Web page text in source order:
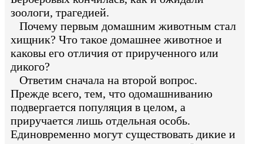
зоологи, трагедией.
Почему первым домашним животным стал
хищник? Что такое домашнее животное и
каковы его отличия от прирученного или
дикого?
Ответим сначала на второй вопрос.
Прежде всего, тем, что одомашниванию
подвергается популяция в целом, а
приручается лишь отдельная особь.
Единовременно могут существовать дикие и